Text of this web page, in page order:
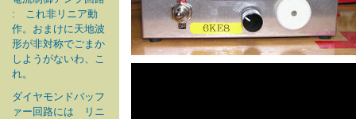
: これ非リニア動
作。おまけに天地波
形が非対称でごまか
しようがないわ、こ
れ。
ダイヤモンドバッフ
ァー回路には リニ